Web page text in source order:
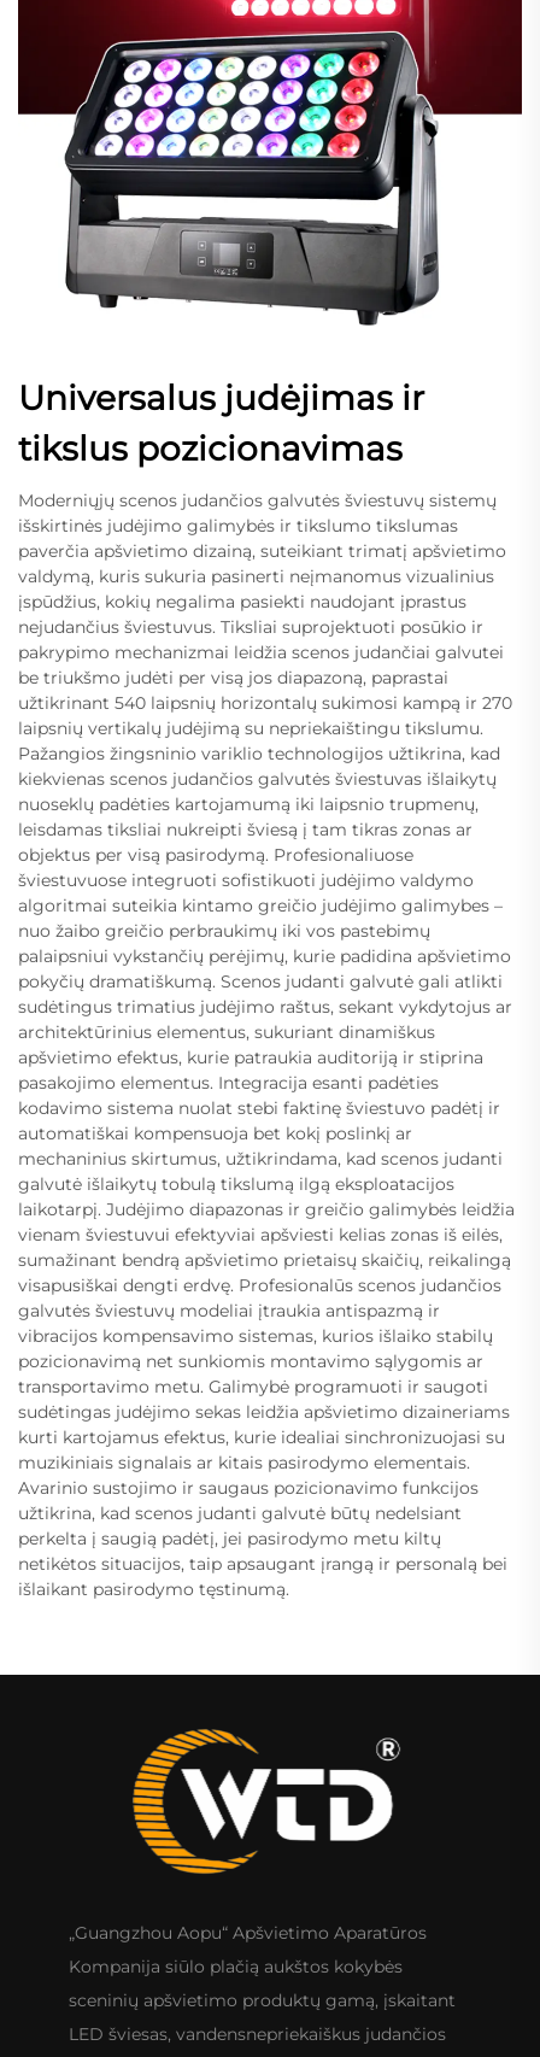
Universalus judėjimas ir
tikslus pozicionavimas
Moderniųjų scenos judančios galvutės šviestuvų sistemų
išskirtinės judėjimo galimybės ir tikslumo tikslumas
paverčia apšvietimo dizainą, suteikiant trimatį apšvietimo
valdymą, kuris sukuria pasinerti neįmanomus vizualinius
įspūdžius, kokių negalima pasiekti naudojant įprastus
nejudančius šviestuvus. Tiksliai suprojektuoti posūkio ir
pakrypimo mechanizmai leidžia scenos judančiai galvutei
be triukšmo judėti per visą jos diapazoną, paprastai
užtikrinant 540 laipsnių horizontalų sukimosi kampą ir 270
laipsnių vertikalų judėjimą su nepriekaištingu tikslumu.
Pažangios žingsninio variklio technologijos užtikrina, kad
kiekvienas scenos judančios galvutės šviestuvas išlaikytų
nuoseklų padėties kartojamumą iki laipsnio trupmenų,
leisdamas tiksliai nukreipti šviesą į tam tikras zonas ar
objektus per visą pasirodymą. Profesionaliuose
šviestuvuose integruoti sofistikuoti judėjimo valdymo
algoritmai suteikia kintamo greičio judėjimo galimybes –
nuo žaibo greičio perbraukimų iki vos pastebimų
palaipsniui vykstančių perėjimų, kurie padidina apšvietimo
pokyčių dramatiškumą. Scenos judanti galvutė gali atlikti
sudėtingus trimatius judėjimo raštus, sekant vykdytojus ar
architektūrinius elementus, sukuriant dinamiškus
apšvietimo efektus, kurie patraukia auditoriją ir stiprina
pasakojimo elementus. Integracija esanti padėties
kodavimo sistema nuolat stebi faktinę šviestuvo padėtį ir
automatiškai kompensuoja bet kokį poslinkį ar
mechaninius skirtumus, užtikrindama, kad scenos judanti
galvutė išlaikytų tobulą tikslumą ilgą eksploatacijos
laikotarpį. Judėjimo diapazonas ir greičio galimybės leidžia
vienam šviestuvui efektyviai apšviesti kelias zonas iš eilės,
sumažinant bendrą apšvietimo prietaisų skaičių, reikalingą
visapusiškai dengti erdvę. Profesionalūs scenos judančios
galvutės šviestuvų modeliai įtraukia antispazmą ir
vibracijos kompensavimo sistemas, kurios išlaiko stabilų
pozicionavimą net sunkiomis montavimo sąlygomis ar
transportavimo metu. Galimybė programuoti ir saugoti
sudėtingas judėjimo sekas leidžia apšvietimo dizaineriams
kurti kartojamus efektus, kurie idealiai sinchronizuojasi su
muzikiniais signalais ar kitais pasirodymo elementais.
Avarinio sustojimo ir saugaus pozicionavimo funkcijos
užtikrina, kad scenos judanti galvutė būtų nedelsiant
perkelta į saugią padėtį, jei pasirodymo metu kiltų
netikėtos situacijos, taip apsaugant įrangą ir personalą bei
išlaikant pasirodymo tęstinumą.
„Guangzhou Aopu“ Apšvietimo Aparatūros
Kompanija siūlo plačią aukštos kokybės
sceninių apšvietimo produktų gamą, įskaitant
LED šviesas, vandensnepriekaiškus judančios